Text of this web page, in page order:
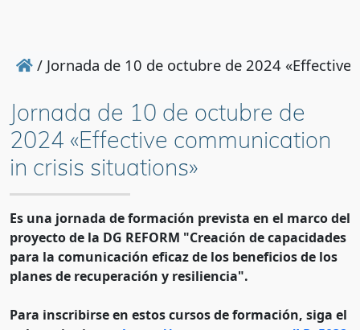
/ Jornada de 10 de octubre de 2024
Jornada de 10 de octubre de
2024 «Effective communication
in crisis situations»
Es una jornada de formación prevista en el marco del
proyecto de la DG REFORM "Creación de capacidades
para la comunicación eficaz de los beneficios de los
planes de recuperación y resiliencia".
Para inscribirse en estos cursos de formación, siga el